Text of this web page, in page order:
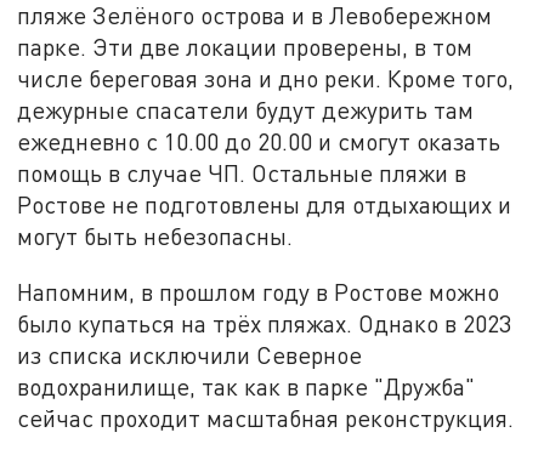
пляже Зелёного острова и в Левобережном
парке. Эти две локации проверены, в том
числе береговая зона и дно реки. Кроме того,
дежурные спасатели будут дежурить там
ежедневно с 10.00 до 20.00 и смогут оказать
помощь в случае ЧП. Остальные пляжи в
Ростове не подготовлены для отдыхающих и
могут быть небезопасны.
Напомним, в прошлом году в Ростове можно
было купаться на трёх пляжах. Однако в 2023
из списка исключили Северное
водохранилище, так как в парке "Дружба"
сейчас проходит масштабная реконструкция.